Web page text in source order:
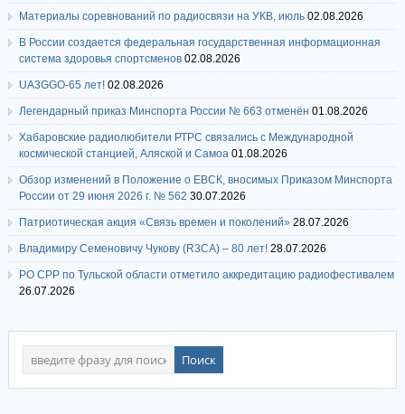
Материалы соревнований по радиосвязи на УКВ, июль 02.08.2026
В России создается федеральная государственная информационная
система здоровья спортсменов 02.08.2026
UA3GGO-65 лет! 02.08.2026
Легендарный приказ Минспорта России № 663 отменён 01.08.2026
Хабаровские радиолюбители РТРС связались с Международной
космической станцией, Аляской и Самоа 01.08.2026
Обзор изменений в Положение о ЕВСК, вносимых Приказом Минспорта
России от 29 июня 2026 г. № 562 30.07.2026
Патриотическая акция «Связь времен и поколений» 28.07.2026
Владимиру Семеновичу Чукову (R3CA) – 80 лет! 28.07.2026
РО СРР по Тульской области отметило аккредитацию радиофестивалем
26.07.2026